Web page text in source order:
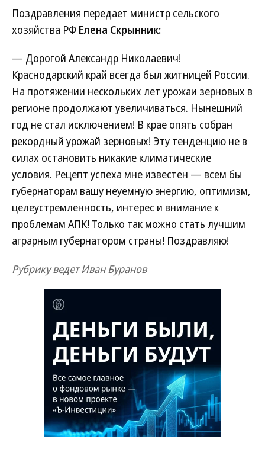
Поздравления передает министр сельского
хозяйства РФ Елена Скрынник:
— Дорогой Александр Николаевич!
Краснодарский край всегда был житницей России.
На протяжении нескольких лет урожаи зерновых в
регионе продолжают увеличиваться. Нынешний
год не стал исключением! В крае опять собран
рекордный урожай зерновых! Эту тенденцию не в
силах остановить никакие климатические
условия. Рецепт успеха мне известен — всем бы
губернаторам вашу неуемную энергию, оптимизм,
целеустремленность, интерес и внимание к
проблемам АПК! Только так можно стать лучшим
аграрным губернатором страны! Поздравляю!
Рубрику ведет Иван Буранов